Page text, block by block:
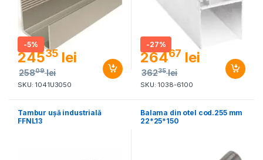
-5%
24535 lei
25809 lei
SKU: 1041U3050
-27%
26467 lei
36235 lei
SKU: 1038-6100
Tambur uşă industrială
FFNL13
Balama din otel cod.255 mm
22*25*150